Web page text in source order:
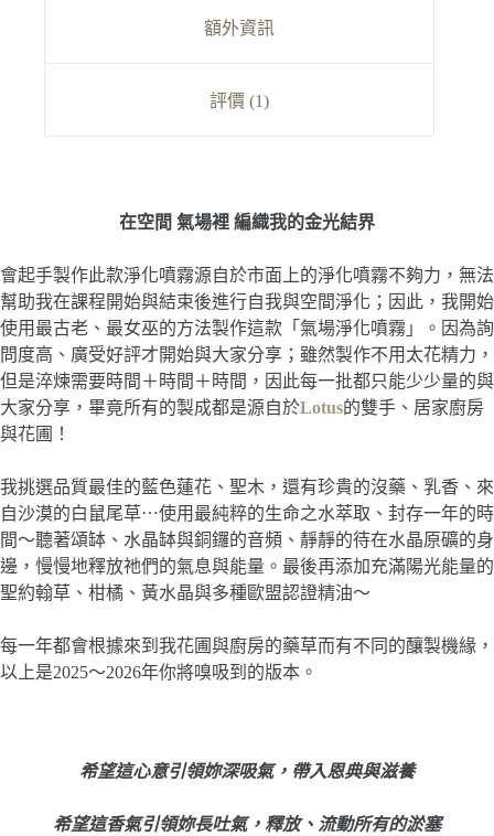
額外資訊
評價 (1)
在空間 氣場裡 編織我的金光結界
會起手製作此款淨化噴霧源自於市面上的淨化噴霧不夠力，無法
幫助我在課程開始與結束後進行自我與空間淨化；因此，我開始
使用最古老、最女巫的方法製作這款 「氣場淨化噴霧」。因為詢
問度高、廣受好評才開始與大家分享；雖然製作不用太花精力，
但是淬煉需要時間＋時間＋時間，因此每一批都只能少少量的與
大家分享，畢竟所有的製成都是源自於Lotus的雙手、居家廚房
與花圃！
我挑選品質最佳的藍色蓮花、聖木，還有珍貴的沒藥、乳香、來
自沙漠的白鼠尾草⋯使用最純粹的生命之水萃取、封存一年的時
間～聽著頌缽、水晶缽與銅鑼的音頻、靜靜的待在水晶原礦的身
邊，慢慢地釋放祂們的氣息與能量。最後再添加充滿陽光能量的
聖約翰草、柑橘、黃水晶與多種歐盟認證精油～
每一年都會根據來到我花圃與廚房的藥草而有不同的釀製機緣，
以上是2025～2026年你將嗅吸到的版本。
希望這心意引領妳深吸氣，帶入恩典與滋養
希望這香氣引領妳長吐氣，釋放、流動所有的淤塞